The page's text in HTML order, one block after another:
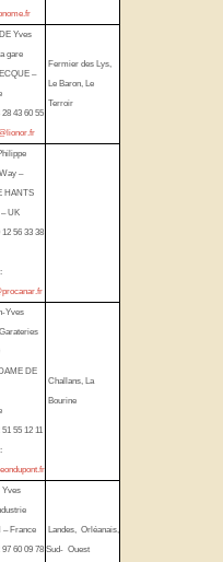
Yves
gare
–
28 43 60 55
Fermier des Lys,
Le Baron, Le
Terroir
–
HANTS
UK
12 56 33 38
Yves
DE
51 55 12 11
Challans, La
Bourine
Yves
– France
97 60 09 78
Landes, Orléanais,
Sud- Ouest